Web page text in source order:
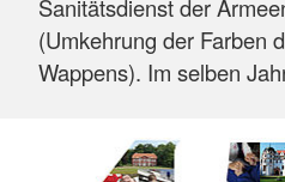
Sanitätsdienst der
(Umkehrung der Farben
Wappens). Im selben
Land gegründet: der
Sanitätsverein in